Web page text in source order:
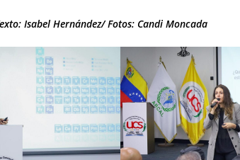
Isabel Hernández/ Fotos: Candi Moncada